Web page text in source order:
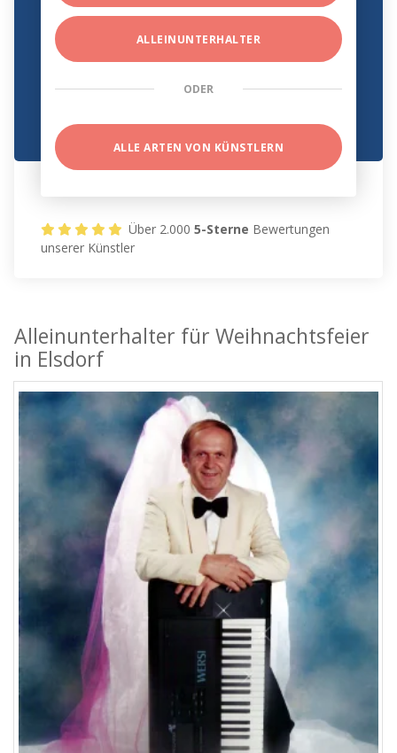
ALLEINUNTERHALTER
ODER
ALLE ARTEN VON KÜNSTLERN
Über 2.0005-Sterne Bewertungen
unserer Künstler
Alleinunterhalter für Weihnachtsfeier
in Elsdorf